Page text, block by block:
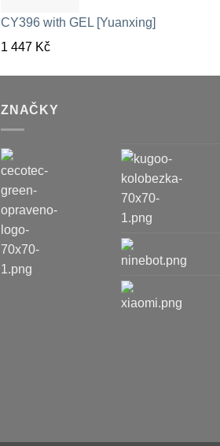
CY396 with GEL [Yuanxing]
1 447 Kč
ZNAČKY